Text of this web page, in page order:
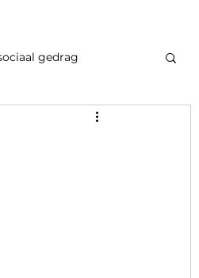
gedrag